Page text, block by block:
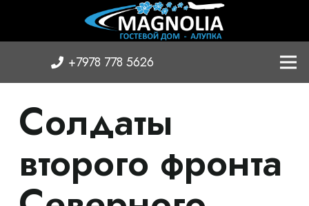
+7978 778 5626
Солдаты
второго фронта